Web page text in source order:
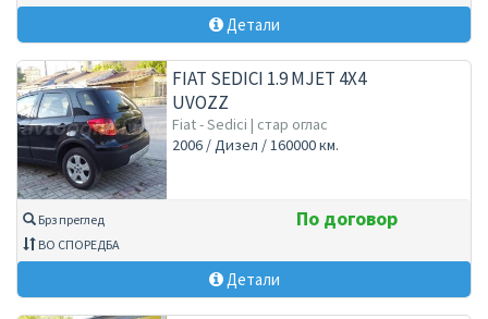
Детали
FIAT SEDICI 1.9 MJET 4X4
UVOZZ
Fiat - Sedici | стар оглас
2006 / Дизел / 160000 км.
Брз преглед
ВО СПОРЕДБА
По договор
Детали